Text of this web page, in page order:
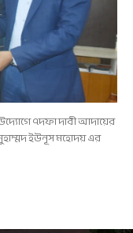
৭দফা দাবী আদায়ের
ইউনূস মহোদয় এর